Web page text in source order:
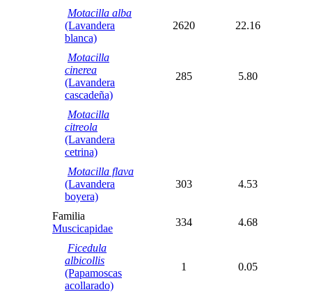
Motacilla alba
(Lavandera
blanca)
2620 22.16
Motacilla
cinerea
(Lavandera
cascadeña)
285 5.80
Motacilla
citreola
(Lavandera
cetrina)
Motacilla flava
(Lavandera
boyera)
303 4.53
Familia
Muscicapidae
334 4.68
Ficedula
albicollis
(Papamoscas
acollarado)
1 0.05